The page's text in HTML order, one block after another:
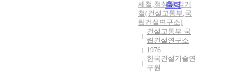
출력
세철 ,정상욱,김기
철(건설교통부,국
립건설연구소)
건설교통부 국
립건설연구소
1976
한국건설기술연
구원